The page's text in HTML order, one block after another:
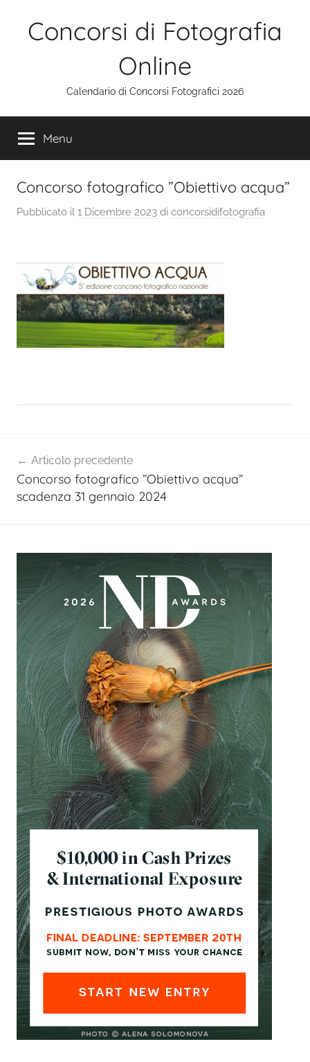
Concorsi di Fotografia
Online
Calendario di Concorsi Fotografici 2026
Menu
Concorso fotografico ”Obiettivo acqua”
Pubblicato il 1 Dicembre 2023 di concorsidifotografia
articoli
Articolo precedente
Concorso fotografico ”Obiettivo acqua”
scadenza 31 gennaio 2024